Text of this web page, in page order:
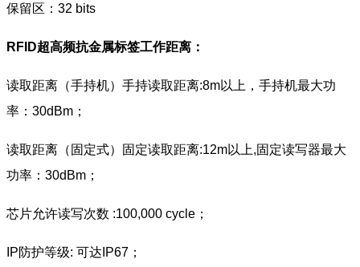
保留区：32 bits
RFID超高频抗金属标签工作距离：
读取距离（手持机）手持读取距离:8m以上，手持机最大功
率：30dBm；
读取距离（固定式）固定读取距离:12m以上,固定读写器最大
功率：30dBm；
芯片允许读写次数 :100,000 cycle；
IP防护等级: 可达IP67；